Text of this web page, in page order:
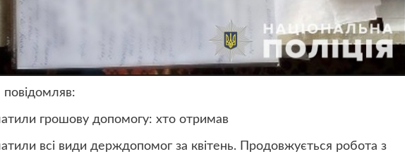
повідомляв:
грошову допомогу: хто отримав
всі види держдопомог за квітень. Продовжується робота з